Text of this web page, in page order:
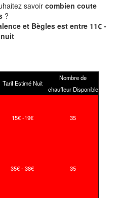
savoir combien coute
?
et Bègles est entre 11€ -
Tarif Estimé Nuit
Nombre de
chauffeur Disponible
15€ -19€ 35
35€ - 38€ 35